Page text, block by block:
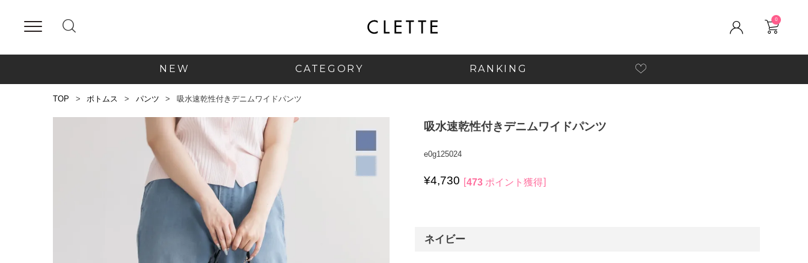
0
NEW CATEGORY RANKING
TOP ボトムス パンツ 吸水速乾性付きデニムワイドパンツ
吸水速乾性付きデニムワイドパンツ
e0g125024
¥4,730 473 ポイント獲得
ネイビー